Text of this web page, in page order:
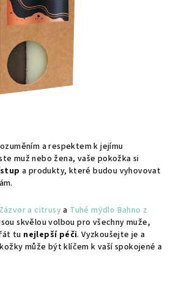
a respektem k jejímu
muž nebo žena, vaše pokožka si
a produkty, které budou vyhovovat
a citrusya Tuhé mýdlo Bahno z
skvělou volbou pro všechny muže,
tu nejlepší péči. Vyzkoušejte je a
může být klíčem k vaší spokojené a